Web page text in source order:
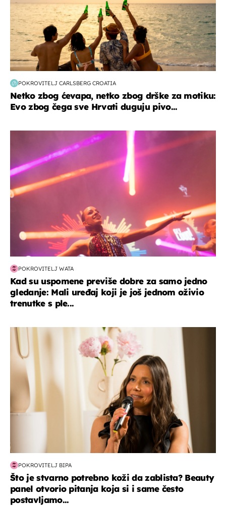
POKROVITELJ CARLSBERG CROATIA
Netko zbog ćevapa, netko zbog drške za motiku:
Evo zbog čega sve Hrvati duguju pivo...
POKROVITELJ WATA
Kad su uspomene previše dobre za samo jedno
gledanje: Mali uređaj koji je još jednom oživio
trenutke s ple...
moda & ljepota
POKROVITELJ BIPA
Što je stvarno potrebno koži da zablista? Beauty
panel otvorio pitanja koja si i same često
postavljamo...